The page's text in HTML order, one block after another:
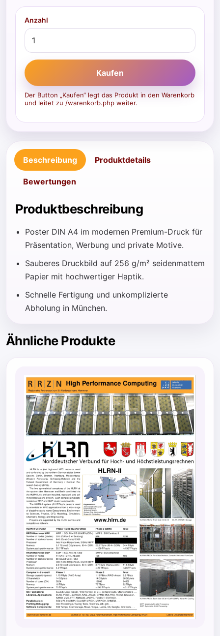
Anzahl
Kaufen
Der Button „Kaufen“ legt das Produkt in den Warenkorb
und leitet zu /warenkorb.php weiter.
Beschreibung Produktdetails
Bewertungen
Produktbeschreibung
Poster DIN A4 im modernen Premium-Druck für
Präsentation, Werbung und private Motive.
Sauberes Druckbild auf 256 g/m² seidenmattem
Papier mit hochwertiger Haptik.
Schnelle Fertigung und unkomplizierte
Abholung in München.
Ähnliche Produkte